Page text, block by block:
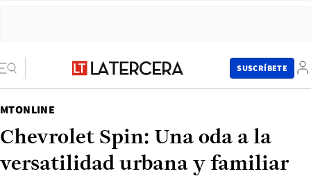
SUSCRÍBETE
MTONLINE
Chevrolet Spin: Una oda a la
versatilidad urbana y familiar